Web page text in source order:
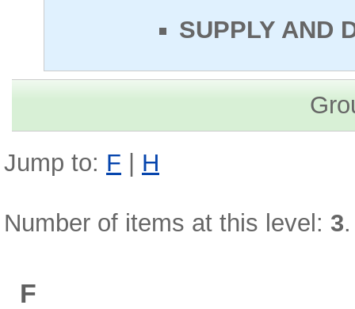
SUPPLY AND
Jump to: F | H
Number of items at this level: 3.
F